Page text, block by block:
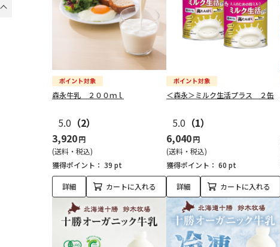
森永牛乳 ２００ｍｌ
5.0 （2）
3,920円
(送料・税込)
獲得ポイント： 39 pt
詳細 カートに入れる
＜森永＞ミルク生活プラス ２缶
5.0 （1）
6,040円
(送料・税込)
獲得ポイント： 60 pt
詳細 カートに入れる